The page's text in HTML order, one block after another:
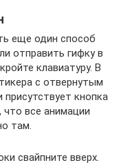
еще один способ
отправить гифку в
клавиатуру. В
с отвернутым
кнопка
все анимации
там.
свайпните вверх.